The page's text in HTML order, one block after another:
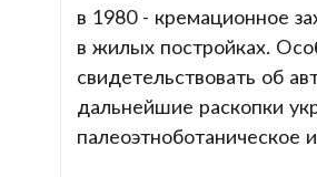
в 1980 - кремационное
в жилых постройках.
свидетельствовать об
дальнейшие раскопки
палеоэтноботаническое